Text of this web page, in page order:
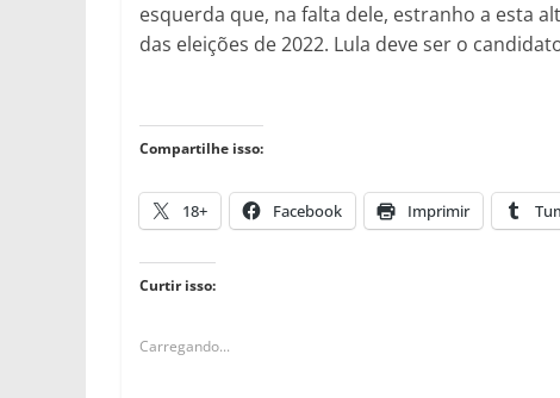
esquerda que, na falta dele, estranho a esta
das eleições de 2022. Lula deve ser o
Compartilhe isso:
18+ Facebook Imprimir
Curtir isso:
Carregando...